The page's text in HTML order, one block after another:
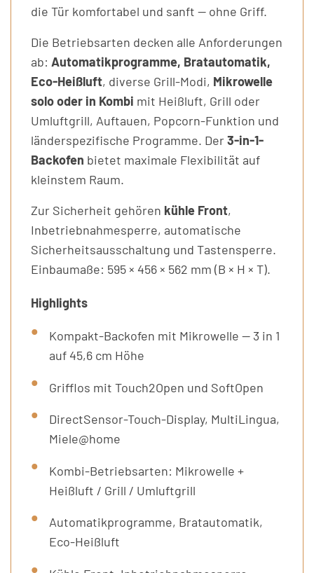
die Tür komfortabel und sanft — ohne Griff.
Die Betriebsarten decken alle Anforderungen
ab: Automatikprogramme, Bratautomatik,
Eco-Heißluft, diverse Grill-Modi, Mikrowelle
solo oder in Kombi mit Heißluft, Grill oder
Umluftgrill, Auftauen, Popcorn-Funktion und
länderspezifische Programme. Der3-in-1-
Backofen bietet maximale Flexibilität auf
kleinstem Raum.
Zur Sicherheit gehören kühle Front,
Inbetriebnahmesperre, automatische
Sicherheitsausschaltung und Tastensperre.
Einbaumaße: 595 × 456 × 562 mm (B × H × T).
Highlights
Kompakt-Backofen mit Mikrowelle — 3 in 1
auf 45,6 cm Höhe
Grifflos mit Touch2Open und SoftOpen
DirectSensor-Touch-Display, MultiLingua,
Miele@home
Kombi-Betriebsarten: Mikrowelle +
Heißluft / Grill / Umluftgrill
Automatikprogramme, Bratautomatik,
Eco-Heißluft